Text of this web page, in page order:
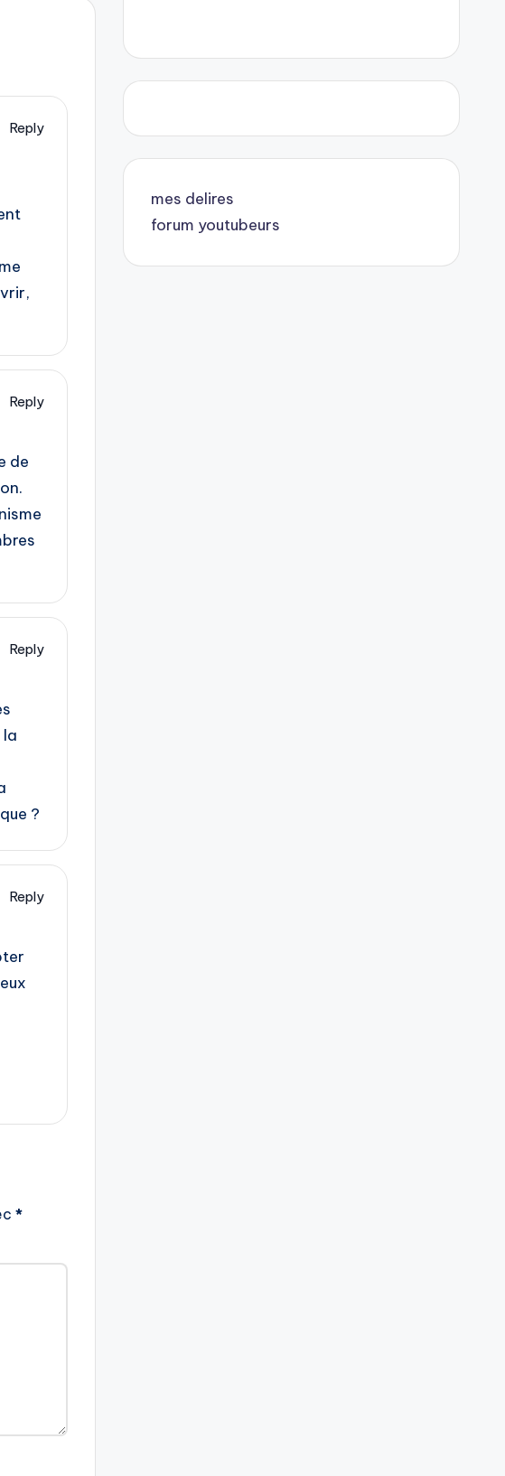
Reply
Reply
de
Reply
?
Reply
*
mes delires
forum youtubeurs